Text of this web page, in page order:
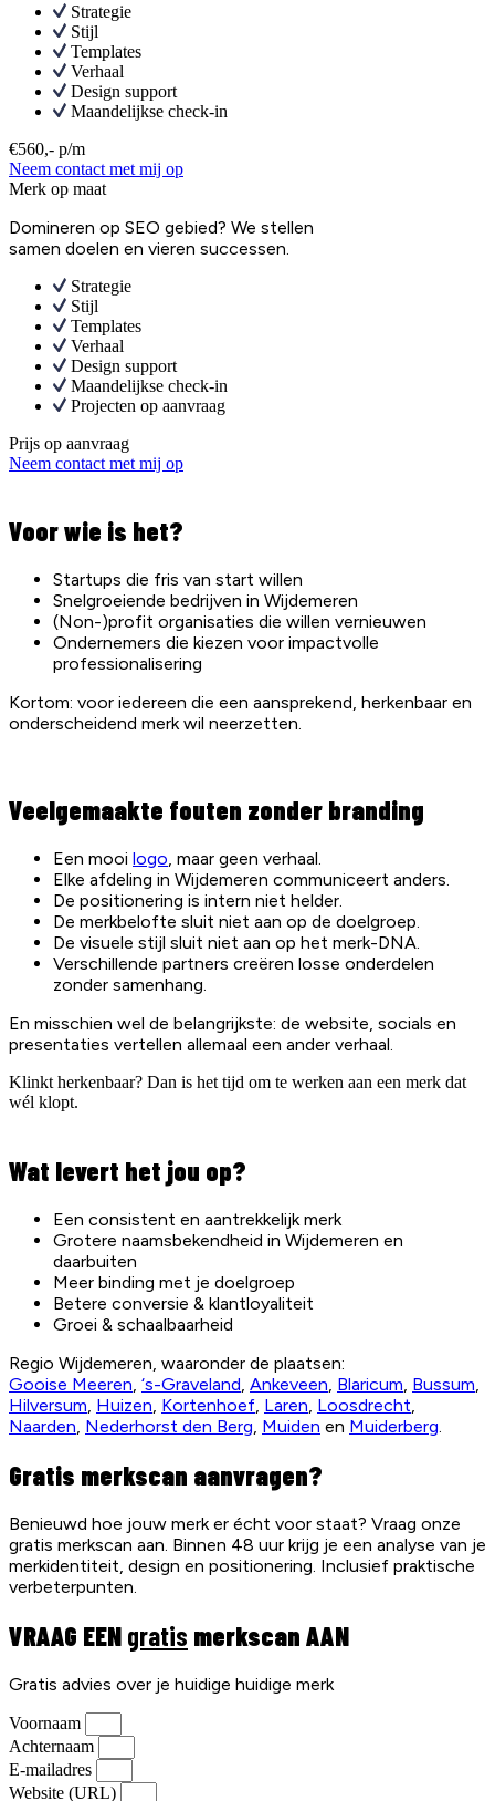
Strategie
Stijl
Templates
Verhaal
Design support
Maandelijkse check-in
€560,- p/m
Neem contact met mij op
Merk op maat
Domineren op SEO gebied? We stellen
samen doelen en vieren successen.
Strategie
Stijl
Templates
Verhaal
Design support
Maandelijkse check-in
Projecten op aanvraag
Prijs op aanvraag
Neem contact met mij op
Voor wie is het?
Startups die fris van start willen
Snelgroeiende bedrijven in Wijdemeren
(Non-)profit organisaties die willen vernieuwen
Ondernemers die kiezen voor impactvolle
professionalisering
Kortom: voor iedereen die een aansprekend, herkenbaar en
onderscheidend merk wil neerzetten.
Veelgemaakte fouten zonder branding
Een mooi logo, maar geen verhaal.
Elke afdeling in Wijdemeren communiceert anders.
De positionering is intern niet helder.
De merkbelofte sluit niet aan op de doelgroep.
De visuele stijl sluit niet aan op het merk-DNA.
Verschillende partners creëren losse onderdelen
zonder samenhang.
En misschien wel de belangrijkste: de website, socials en
presentaties vertellen allemaal een ander verhaal.
Klinkt herkenbaar? Dan is het tijd om te werken aan een merk dat
wél klopt.
Wat levert het jou op?
Een consistent en aantrekkelijk merk
Grotere naamsbekendheid in Wijdemeren en
daarbuiten
Meer binding met je doelgroep
Betere conversie & klantloyaliteit
Groei & schaalbaarheid
Regio Wijdemeren, waaronder de plaatsen:
Gooise Meeren, ‘s-Graveland, Ankeveen, Blaricum, Bussum,
Hilversum, Huizen, Kortenhoef, Laren, Loosdrecht,
Naarden, Nederhorst den Berg, Muiden en Muiderberg.
Gratis merkscan aanvragen?
Benieuwd hoe jouw merk er écht voor staat? Vraag onze
gratis merkscan aan. Binnen 48 uur krijg je een analyse van je
merkidentiteit, design en positionering. Inclusief praktische
verbeterpunten.
VRAAG EEN gratis merkscan AAN
Gratis advies over je huidige huidige merk
Voornaam
Achternaam
E-mailadres
Website (URL)